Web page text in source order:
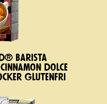
Barista
dolce
glutenfri